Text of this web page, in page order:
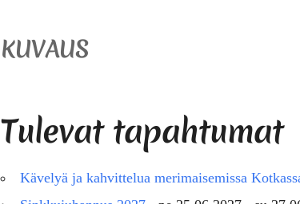
KUVAUS
Tulevat tapahtumat
Kävelyä ja kahvittelua merimaisemissa